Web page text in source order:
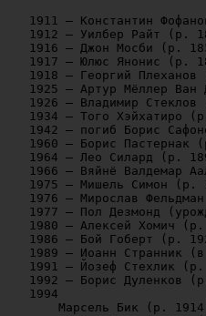
1911 — Константин
1912 — Уилбер Райт (р.
1916 — Джон Мосби (р.
1917 — Юлюс Янонис (р.
1918 — Георгий Плеханов
1925 — Артур Мёллер Ван
1926 — Владимир Стеклов
1934 — Того Хэйхатиро
1942 — погиб Борис
1960 — Борис Пастернак
1964 — Лео Силард (р.
1966 — Вяйнё Валдемар
1975 — Мишель Симон (р.
1976 — Мирослав
1977 — Пол Дезмонд
1980 — Алексей Хомич
1986 — Бой Гоберт (р.
1989 — Иоанн Странник
1991 — Йозеф Стехлик
1992 — Борис Дуленков
   1994
Марсель Бик (р.